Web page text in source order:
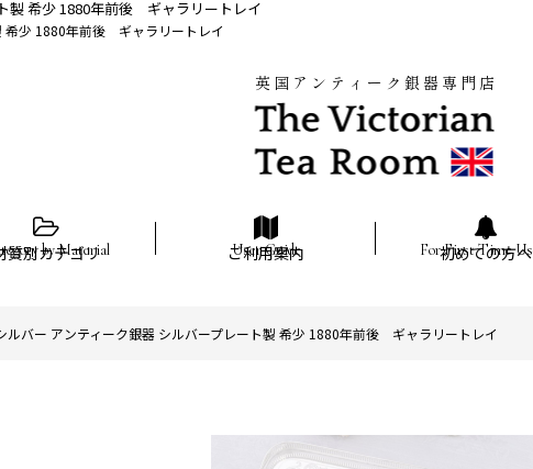
製 希少 1880年前後 ギャラリートレイ
希少 1880年前後 ギャラリートレイ
英国アンティーク銀器専門店
質別カテゴリ ご利用案内 初めての方へ
ルバー アンティーク銀器 シルバープレート製 希少 1880年前後 ギャラリートレイ